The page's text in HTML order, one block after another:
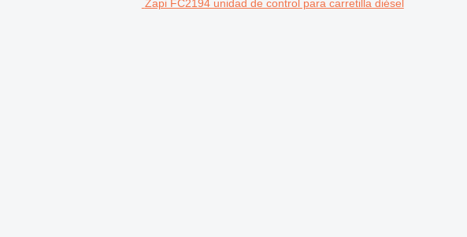
Zapi FC2194 unidad de control para carretilla diésel